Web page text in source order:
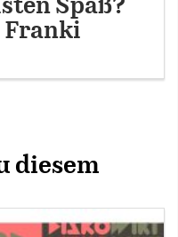
Spaß?
Franki
diesem